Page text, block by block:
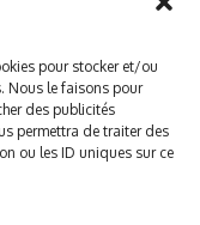
pour stocker et/ou
Nous le faisons pour
des publicités
permettra de traiter des
ou les ID uniques sur ce